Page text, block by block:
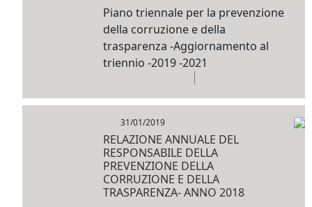
Piano triennale per la prevenzione
della corruzione e della
trasparenza -Aggiornamento al
triennio -2019 -2021
31/01/2019
RELAZIONE ANNUALE DEL
RESPONSABILE DELLA
PREVENZIONE DELLA
CORRUZIONE E DELLA
TRASPARENZA- ANNO 2018